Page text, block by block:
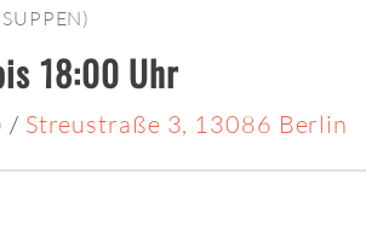
18:00 Uhr
/ Streustraße 3, 13086 Berlin